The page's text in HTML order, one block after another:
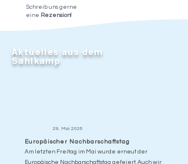
Schreib uns gerne
eine Rezension!
Aktuelles aus dem
Sahlkamp
29. Mai 2026
Europäischer Nachbarschaftstag
Am letzten Freitag im Mai wurde erneut der
Europäische Nachbarschaftstag gefeiert. Auch wir